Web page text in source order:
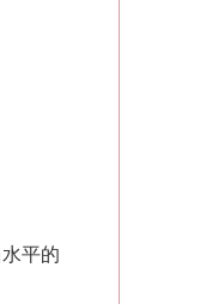
平的